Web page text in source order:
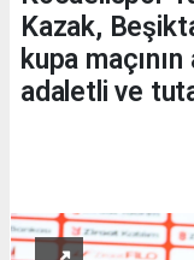
Kazak,
kupa
adaletli ve